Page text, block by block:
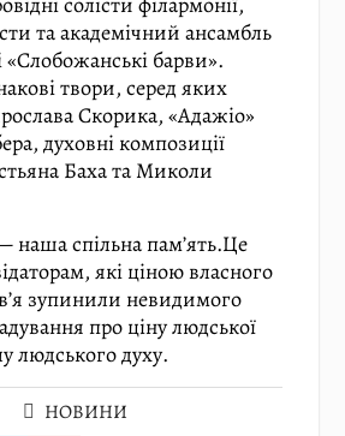
та академічний ансамбль
«Слобожанські барви».
твори, серед яких
Скорика, «Адажіо»
духовні композиції
Баха та Миколи
наша спільна пам’ять.Це
які ціною власного
зупинили невидимого
про ціну людської
людського духу.
НОВИНИ